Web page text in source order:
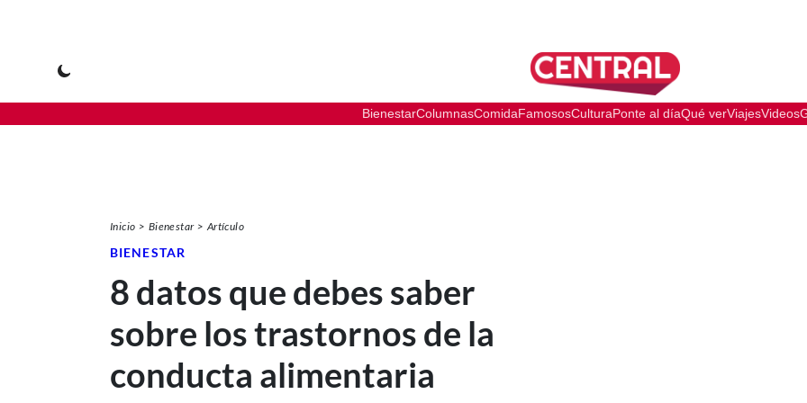
BienestarColumnasComidaFamososCulturaPonte al díaQué verViajesVideos
Inicio Bienestar Artículo
BIENESTAR
8 datos que debes saber
sobre los trastornos de la
conducta alimentaria